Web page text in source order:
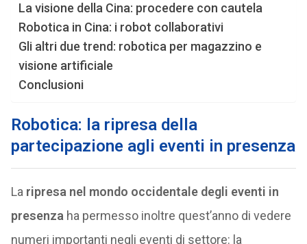
La visione della Cina: procedere con cautela
Robotica in Cina: i robot collaborativi
Gli altri due trend: robotica per magazzino e
visione artificiale
Conclusioni
Robotica: la ripresa della
partecipazione agli eventi in presenza
La ripresa nel mondo occidentale degli eventi in
presenza ha permesso inoltre quest’anno di vedere
numeri importanti negli eventi di settore: la